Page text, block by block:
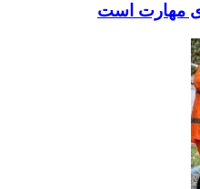
مهارت است